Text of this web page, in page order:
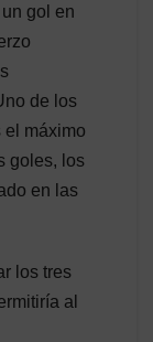
gol en
de los
el máximo
goles, los
en las
los tres
al